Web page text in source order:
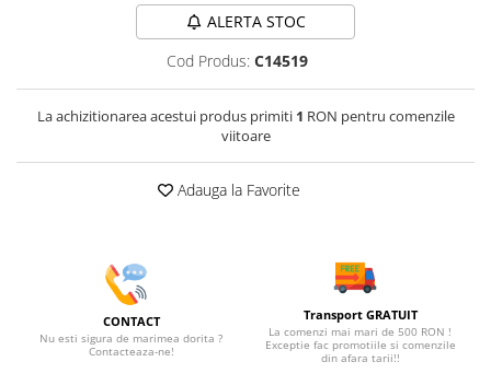
ALERTA STOC
Cod Produs: C14519
La achizitionarea acestui produs primiti 1 RON pentru comenzile
viitoare
Adauga la Favorite
CONTACT
Nu esti sigura de marimea dorita ?
Contacteaza-ne!
Transport GRATUIT
La comenzi mai mari de 500 RON !
Exceptie fac promotiile si comenzile
din afara tarii!!